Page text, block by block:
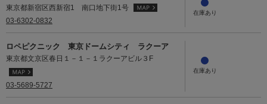
東京都新宿区西新宿1 南口地下街1号
03-6302-0832
ロペピクニック 東京ドームシティ ラクーア
東京都文京区春日１－１－１ラクーアビル３F
03-5689-5727